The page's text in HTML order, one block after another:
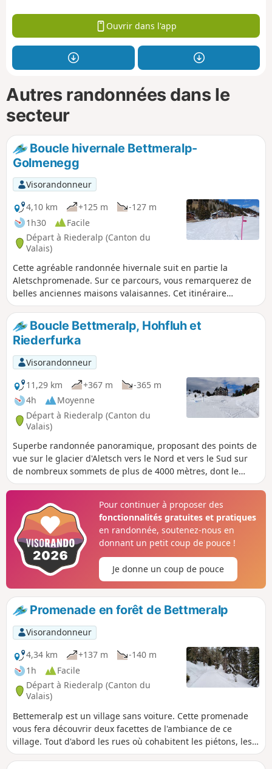
Ouvrir dans l'app
Autres randonnées dans le
secteur
Boucle hivernale Bettmeralp-
Golmenegg
Visorandonneur
4,10 km
+125 m
-127 m
1h30
Facile
Départ à Riederalp (Canton du
Valais)
Cette agréable randonnée hivernale suit en partie la
Aletschpromenade. Sur ce parcours, vous remarquerez de
belles anciennes maisons valaisannes. Cet itinéraire
propose aussi plusieurs points de vue sur les sommets
valaisans de plus de 4000 mètres.
Boucle Bettmeralp, Hohfluh et
Riederfurka
Visorandonneur
11,29 km
+367 m
-365 m
4h
Moyenne
Départ à Riederalp (Canton du
Valais)
Superbe randonnée panoramique, proposant des points de
vue sur le glacier d'Aletsch vers le Nord et vers le Sud sur
de nombreux sommets de plus de 4000 mètres, dont le
Cervin, le Weisshorn et le massif du Mont Rose.
Pour continuer à proposer des
fonctionnalités gratuites et pratiques
en randonnée, soutenez-nous en
donnant un petit coup de pouce !
Je donne un coup de pouce
Promenade en forêt de Bettmeralp
Visorandonneur
4,34 km
+137 m
-140 m
1h
Facile
Départ à Riederalp (Canton du
Valais)
Bettemeralp est un village sans voiture. Cette promenade
vous fera découvrir deux facettes de l'ambiance de ce
village. Tout d'abord les rues où cohabitent les piétons, les
randonneurs, les skieurs, les taxis chenillettes, etc. Ensuite